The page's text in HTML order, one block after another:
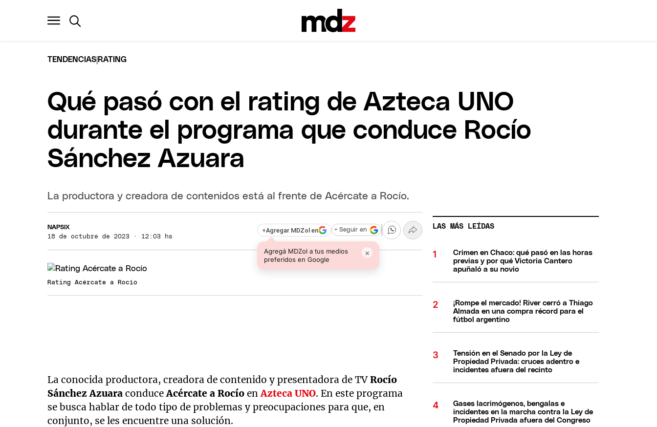
TENDENCIAS RATING
Qué pasó con el rating de Azteca UNO
durante el programa que conduce Rocío
Sánchez Azuara
La productora y creadora de contenidos está al frente de Acércate a Rocío.
NAPSIX
18 de octubre de 2023 · 12:03 hs
+Agregar MDZol en
Agregá MDZol a tus medios
preferidos en Google
×
+ Seguir en
Rating Acércate a Rocío
La conocida productora, creadora de contenido y presentadora de TVRocío
Sánchez Azuara conduceAcércate a Rocío enAzteca UNO. En este programa
se busca hablar de todo tipo de problemas y preocupaciones para que, en
conjunto, se les encuentre una solución.
LAS MÁS LEÍDAS
Crimen en Chaco: qué pasó en las horas
previas y por qué Victoria Cantero
apuñaló a su novio
¡Rompe el mercado! River cerró a Thiago
Almada en una compra récord para el
fútbol argentino
Tensión en el Senado por la Ley de
Propiedad Privada: cruces adentro e
incidentes afuera del recinto
Gases lacrimógenos, bengalas e
incidentes en la marcha contra la Ley de
Propiedad Privada afuera del Congreso